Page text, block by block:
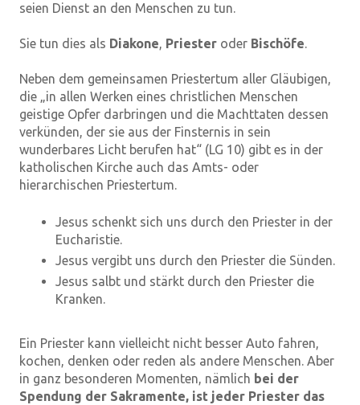
seien Dienst an den Menschen zu tun.
Sie tun dies als Diakone, Priester oder Bischöfe.
Neben dem gemeinsamen Priestertum aller Gläubigen,
die „in allen Werken eines christlichen Menschen
geistige Opfer darbringen und die Machttaten dessen
verkünden, der sie aus der Finsternis in sein
wunderbares Licht berufen hat“ (LG 10) gibt es in der
katholischen Kirche auch das Amts- oder
hierarchischen Priestertum.
Jesus schenkt sich uns durch den Priester in der
Eucharistie.
Jesus vergibt uns durch den Priester die Sünden.
Jesus salbt und stärkt durch den Priester die
Kranken.
Ein Priester kann vielleicht nicht besser Auto fahren,
kochen, denken oder reden als andere Menschen. Aber
in ganz besonderen Momenten, nämlich bei der
Spendung der Sakramente, ist jeder Priester das